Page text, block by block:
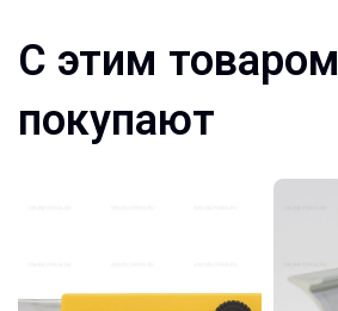
С этим товаром
покупают